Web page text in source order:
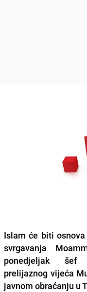
Islam će biti
svrgavanja
ponedjeljak šef
prelijaznog vijeća
javnom obraćanju u